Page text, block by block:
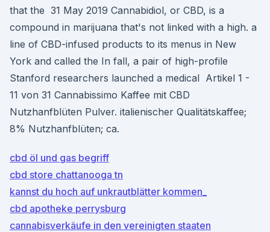
that the 31 May 2019 Cannabidiol, or CBD, is a
compound in marijuana that's not linked with a high. a
line of CBD-infused products to its menus in New
York and called the In fall, a pair of high-profile
Stanford researchers launched a medical Artikel 1 -
11 von 31 Cannabissimo Kaffee mit CBD
Nutzhanfblüten Pulver. italienischer Qualitätskaffee;
8% Nutzhanfblüten; ca.
cbd öl und gas begriff
cbd store chattanooga tn
kannst du hoch auf unkrautblätter kommen_
cbd apotheke perrysburg
cannabisverkäufe in den vereinigten staaten